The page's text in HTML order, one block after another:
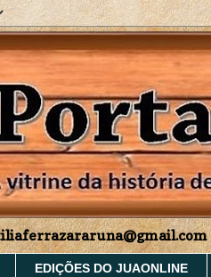
EDIÇÕES DO JUAONLINE